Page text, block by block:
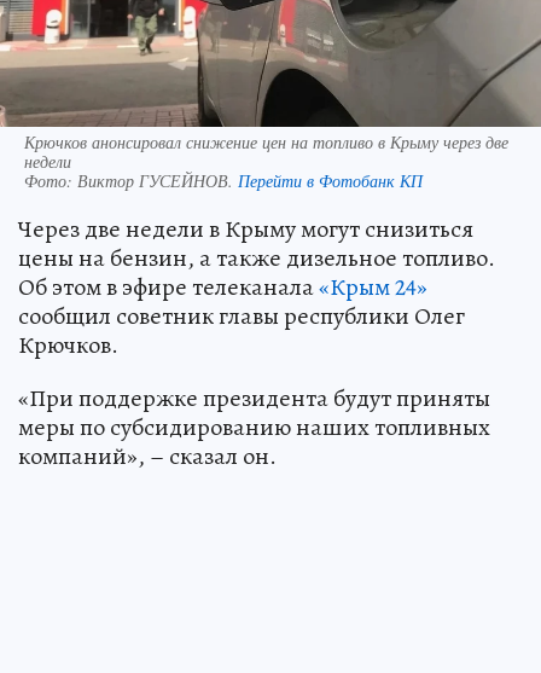
Крючков анонсировал снижение цен на топливо в Крыму через две
недели
Фото: Виктор ГУСЕЙНОВ. Перейти в Фотобанк КП
Через две недели в Крыму могут снизиться
цены на бензин, а также дизельное топливо.
Об этом в эфире телеканала«Крым 24»
сообщил советник главы республики Олег
Крючков.
«При поддержке президента будут приняты
меры по субсидированию наших топливных
компаний», – сказал он.